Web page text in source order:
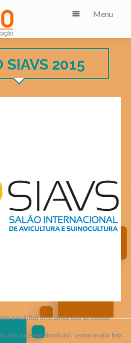
Menu
SIAVS 2015
produtiva foi o ponto alto do evento
um sucesso absoluto”, assim avalia Ivo